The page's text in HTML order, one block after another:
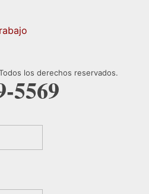
los derechos reservados.
5569